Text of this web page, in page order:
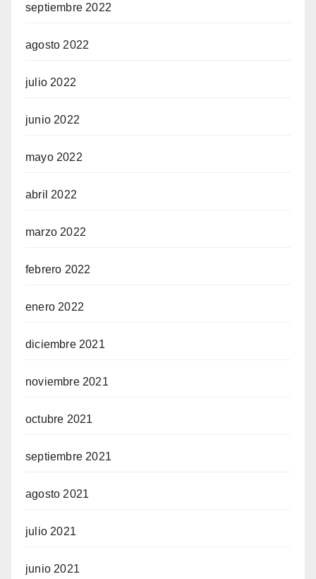
septiembre 2022
agosto 2022
julio 2022
junio 2022
mayo 2022
abril 2022
marzo 2022
febrero 2022
enero 2022
diciembre 2021
noviembre 2021
octubre 2021
septiembre 2021
agosto 2021
julio 2021
junio 2021